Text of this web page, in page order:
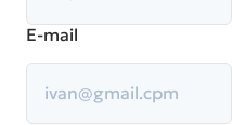
E-mail